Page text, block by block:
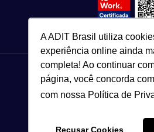
A ADIT Brasil utiliza
experiência online ainda
completa! Ao continuar
página, você concorda
com nossa Política de
Recusar Cookies
Copyright ©